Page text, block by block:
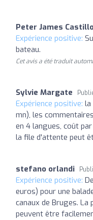
Peter James
Expérience positive:
bateau.
Cet avis a été traduit
Sylvie Margate
Expérience positive: la
mn), les
en 4 langues, coût
la file d'attente peut
stefano orlandi
Expérience positive:
euros) pour une
canaux de Bruges.
peuvent être